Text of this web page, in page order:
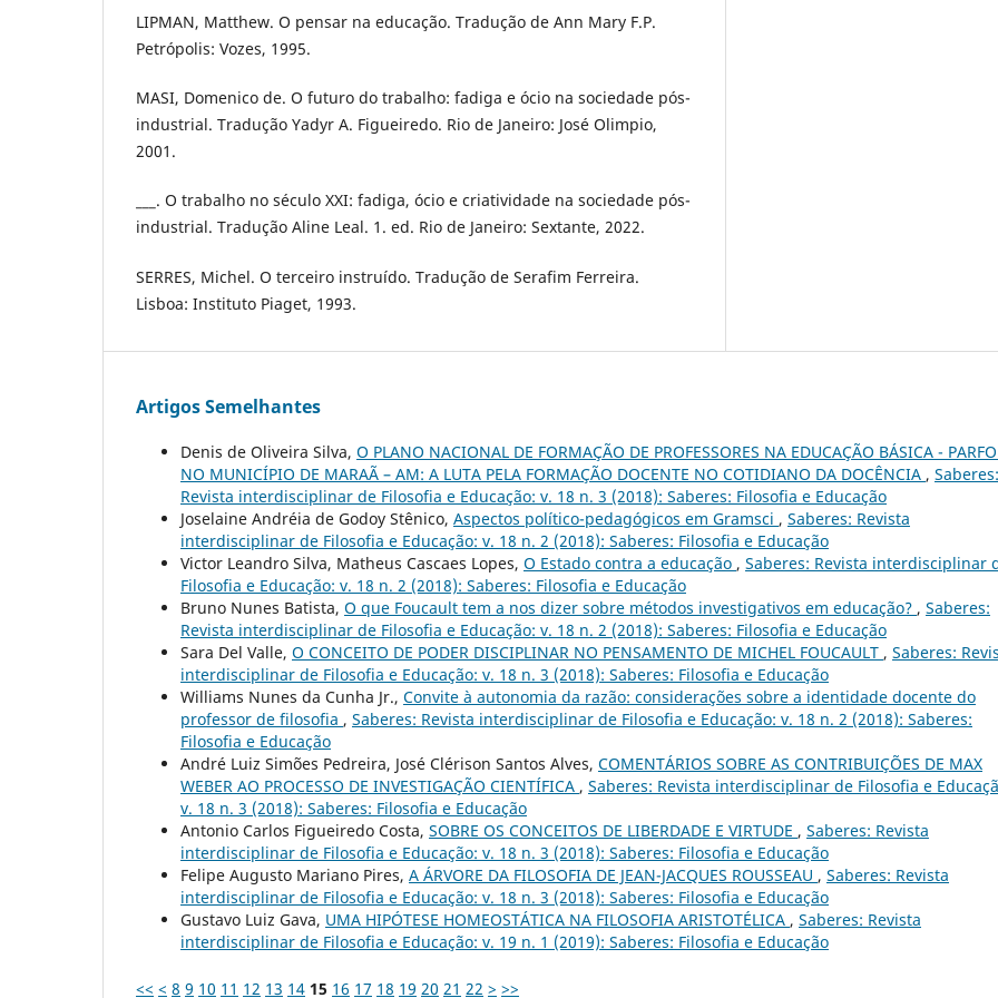
LIPMAN, Matthew. O pensar na educação. Tradução de Ann Mary F.P.
Petrópolis: Vozes, 1995.
MASI, Domenico de. O futuro do trabalho: fadiga e ócio na sociedade pós-
industrial. Tradução Yadyr A. Figueiredo. Rio de Janeiro: José Olimpio,
2001.
___. O trabalho no século XXI: fadiga, ócio e criatividade na sociedade pós-
industrial. Tradução Aline Leal. 1. ed. Rio de Janeiro: Sextante, 2022.
SERRES, Michel. O terceiro instruído. Tradução de Serafim Ferreira.
Lisboa: Instituto Piaget, 1993.
Artigos Semelhantes
Denis de Oliveira Silva, O PLANO NACIONAL DE FORMAÇÃO DE PROFESSORES NA EDUCAÇÃO BÁSICA -
NO MUNICÍPIO DE MARAÃ – AM: A LUTA PELA FORMAÇÃO DOCENTE NO COTIDIANO DA DOCÊNCIA , Saberes:
Revista interdisciplinar de Filosofia e Educação: v. 18 n. 3 (2018): Saberes: Filosofia e Educação
Joselaine Andréia de Godoy Stênico, Aspectos político-pedagógicos em Gramsci , Saberes: Revista
interdisciplinar de Filosofia e Educação: v. 18 n. 2 (2018): Saberes: Filosofia e Educação
Victor Leandro Silva, Matheus Cascaes Lopes, O Estado contra a educação , Saberes: Revista interdisciplinar
Filosofia e Educação: v. 18 n. 2 (2018): Saberes: Filosofia e Educação
Bruno Nunes Batista, O que Foucault tem a nos dizer sobre métodos investigativos em educação? , Saberes:
Revista interdisciplinar de Filosofia e Educação: v. 18 n. 2 (2018): Saberes: Filosofia e Educação
Sara Del Valle, O CONCEITO DE PODER DISCIPLINAR NO PENSAMENTO DE MICHEL FOUCAULT , Saberes:
interdisciplinar de Filosofia e Educação: v. 18 n. 3 (2018): Saberes: Filosofia e Educação
Williams Nunes da Cunha Jr., Convite à autonomia da razão: considerações sobre a identidade docente do
professor de filosofia , Saberes: Revista interdisciplinar de Filosofia e Educação: v. 18 n. 2 (2018): Saberes:
Filosofia e Educação
André Luiz Simões Pedreira, José Clérison Santos Alves, COMENTÁRIOS SOBRE AS CONTRIBUIÇÕES DE MAX
WEBER AO PROCESSO DE INVESTIGAÇÃO CIENTÍFICA , Saberes: Revista interdisciplinar de Filosofia e
v. 18 n. 3 (2018): Saberes: Filosofia e Educação
Antonio Carlos Figueiredo Costa, SOBRE OS CONCEITOS DE LIBERDADE E VIRTUDE , Saberes: Revista
interdisciplinar de Filosofia e Educação: v. 18 n. 3 (2018): Saberes: Filosofia e Educação
Felipe Augusto Mariano Pires, A ÁRVORE DA FILOSOFIA DE JEAN-JACQUES ROUSSEAU , Saberes: Revista
interdisciplinar de Filosofia e Educação: v. 18 n. 3 (2018): Saberes: Filosofia e Educação
Gustavo Luiz Gava, UMA HIPÓTESE HOMEOSTÁTICA NA FILOSOFIA ARISTOTÉLICA , Saberes: Revista
interdisciplinar de Filosofia e Educação: v. 19 n. 1 (2019): Saberes: Filosofia e Educação
<< < 8 9 10 11 12 13 14 15 16 17 18 19 20 21 22 > >>